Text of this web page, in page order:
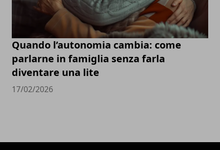
Quando l’autonomia cambia: come
parlarne in famiglia senza farla
diventare una lite
17/02/2026